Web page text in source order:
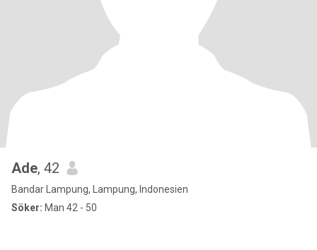
Ade, 42
Bandar Lampung, Lampung, Indonesien
Söker: Man 42 - 50